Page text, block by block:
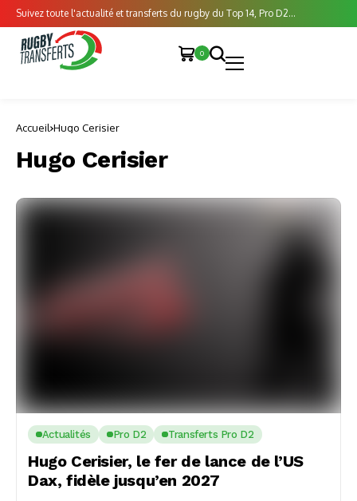
Suivez toute l'actualité et transferts du rugby du Top 14, Pro D2...
0
Accueil Hugo Cerisier
Hugo Cerisier
Actualités Pro D2 Transferts Pro D2
Hugo Cerisier, le fer de lance de l’US
Dax, fidèle jusqu’en 2027